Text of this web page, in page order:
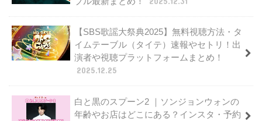
【SBS歌謡大祭典2025】無料視聴方法・タ
イムテーブル（タイテ）速報やセトリ！出
演者や視聴プラットフォームまとめ！
2025.12.25
白と黒のスプーン2 ｜ソンジョンウォンの
年齢やお店はどこにある？インスタ・予約